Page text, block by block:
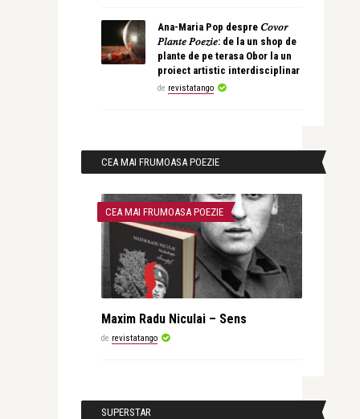
Ana-Maria Pop despre 𝐶𝑜𝑣𝑜𝑟
𝑃𝑙𝑎𝑛𝑡𝑒 𝑃𝑜𝑒𝑧𝑖𝑒: de la un shop de
plante de pe terasa Obor la un
proiect artistic interdisciplinar
de revistatango
CEA MAI FRUMOASA POEZIE
CEA MAI FRUMOASA POEZIE
Maxim Radu Niculai – Sens
de revistatango
SUPERSTAR